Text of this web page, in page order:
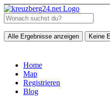
Alle Ergebnisse anzeigen Keine
Home
Map
Registrieren
Blog